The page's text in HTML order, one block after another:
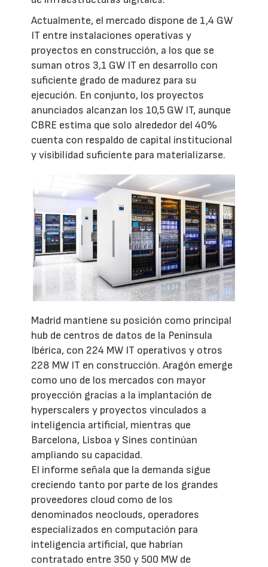
Actualmente, el mercado dispone de 1,4 GW
IT entre instalaciones operativas y
proyectos en construcción, a los que se
suman otros 3,1 GW IT en desarrollo con
suficiente grado de madurez para su
ejecución. En conjunto, los proyectos
anunciados alcanzan los 10,5 GW IT, aunque
CBRE estima que solo alrededor del 40%
cuenta con respaldo de capital institucional
y visibilidad suficiente para materializarse.
Madrid mantiene su posición como principal
hub de centros de datos de la Península
Ibérica, con 224 MW IT operativos y otros
228 MW IT en construcción. Aragón emerge
como uno de los mercados con mayor
proyección gracias a la implantación de
hyperscalers y proyectos vinculados a
inteligencia artificial, mientras que
Barcelona, Lisboa y Sines continúan
ampliando su capacidad.
El informe señala que la demanda sigue
creciendo tanto por parte de los grandes
proveedores cloud como de los
denominados neoclouds, operadores
especializados en computación para
inteligencia artificial, que habrían
contratado entre 350 y 500 MW de